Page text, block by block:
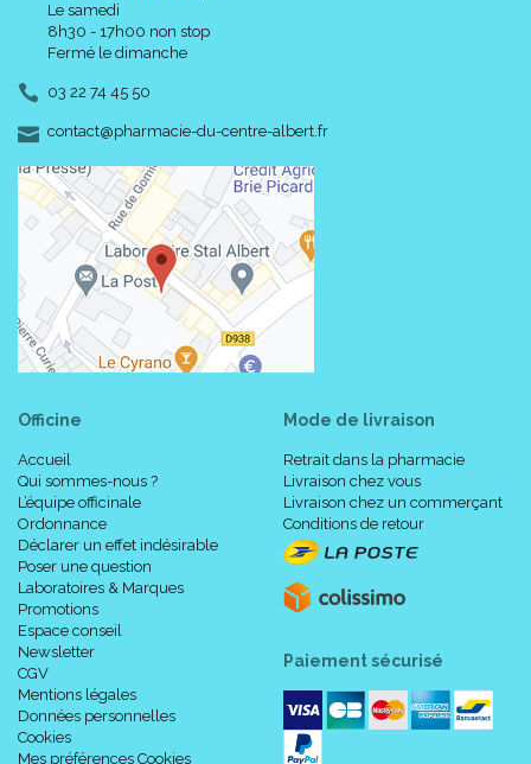
Le samedi
8h30 - 17h00 non stop
Fermé le dimanche
03 22 74 45 50
contact-
@-
pharmacie-du-centre-albert.fr
Officine
Accueil
Qui sommes-nous ?
L’équipe officinale
Ordonnance
Déclarer un effet indésirable
Poser une question
Laboratoires & Marques
Promotions
Espace conseil
Newsletter
CGV
Mentions légales
Données personnelles
Cookies
Mes préférences Cookies
Mode de livraison
Retrait dans la pharmacie
Livraison chez vous
Livraison chez un commerçant
Conditions de retour
Paiement sécurisé